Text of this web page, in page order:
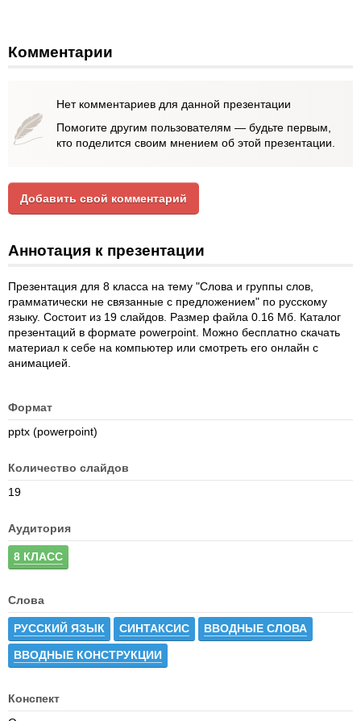
Комментарии
Нет комментариев для данной презентации
Помогите другим пользователям — будьте первым,
кто поделится своим мнением об этой презентации.
Добавить свой комментарий
Аннотация к презентации
Презентация для 8 класса на тему "Слова и группы слов,
грамматически не связанные с предложением" по русскому
языку. Состоит из 19 слайдов. Размер файла 0.16 Мб. Каталог
презентаций в формате powerpoint. Можно бесплатно скачать
материал к себе на компьютер или смотреть его онлайн с
анимацией.
Формат
pptx (powerpoint)
Количество слайдов
19
Аудитория
8 КЛАСС
Слова
РУССКИЙ ЯЗЫК СИНТАКСИС ВВОДНЫЕ СЛОВА
ВВОДНЫЕ КОНСТРУКЦИИ
Конспект